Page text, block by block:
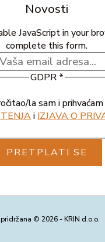
Novosti
JavaScript in your
complete this form.
GDPR *
la sam i prihvaćam
i IZJAVA O
PRETPLATI SE
© 2026 - KRIN d.o.o.